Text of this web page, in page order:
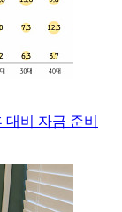
대비 자금 준비